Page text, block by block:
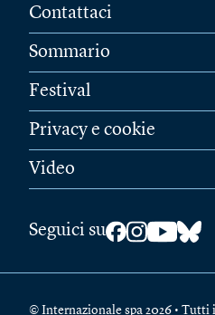
Contattaci
Sommario
Festival
Privacy e cookie
Video
Seguici su
© Internazionale spa 2026 • Tutti